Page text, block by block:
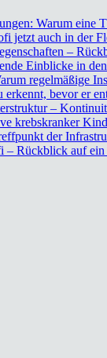
War­um
jetzt auch in der
–
Ein­bli­cke in
regel­mä­ßi­ge
bevor er
–
krebs­kran­ker
der
Rück­blick auf